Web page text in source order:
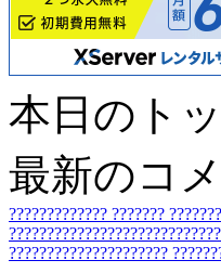
本日のト
最新のコ
????????????? ???????
?????????????????????